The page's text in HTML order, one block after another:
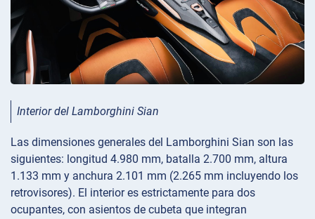
Interior del Lamborghini Sian
Las dimensiones generales del Lamborghini Sian son las
siguientes: longitud 4.980 mm, batalla 2.700 mm, altura
1.133 mm y anchura 2.101 mm (2.265 mm incluyendo los
retrovisores). El interior es estrictamente para dos
ocupantes, con asientos de cubeta que integran